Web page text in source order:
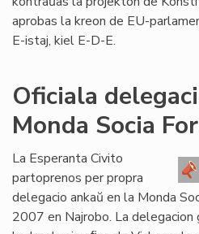
aprobas la kreon de EU-
E-istaj, kiel E-D-E.
Oficiala
Monda Socia
La Esperanta Civito
partoprenos per propra
delegacio ankaŭ en la Monda
2007 en Najrobo. La